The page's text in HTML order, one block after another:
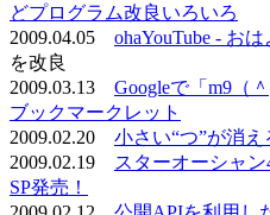
どプログラム改良いろいろ
2009.04.05 ohaYouTube - お
を改良
2009.03.13 Googleで「m9（
ブックマークレット
2009.02.20 小さい“つ”が消
2009.02.19
スターオーシャン
SP発売！